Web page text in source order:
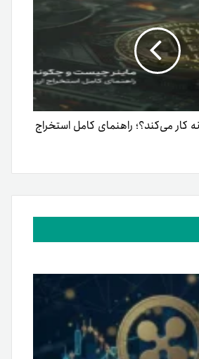
کار می‌کند؟؛ راهنمای کامل استخراج